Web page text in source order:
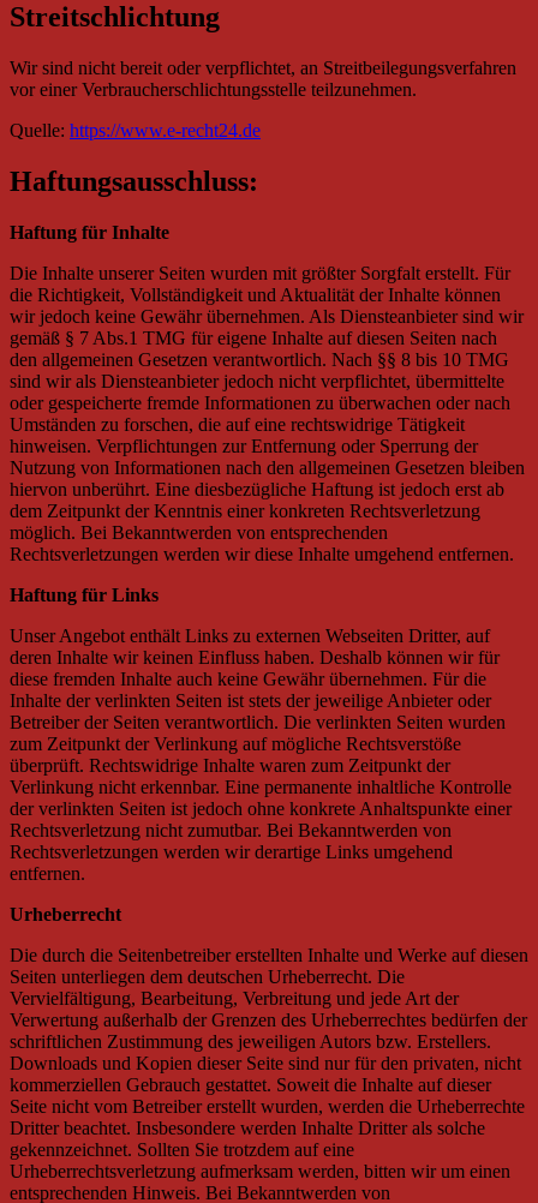
Streitschlichtung
Wir sind nicht bereit oder verpflichtet, an Streitbeilegungsverfahren
vor einer Verbraucherschlichtungsstelle teilzunehmen.
Quelle: https://www.e-recht24.de
Haftungsausschluss:
Haftung für Inhalte
Die Inhalte unserer Seiten wurden mit größter Sorgfalt erstellt. Für
die Richtigkeit, Vollständigkeit und Aktualität der Inhalte können
wir jedoch keine Gewähr übernehmen. Als Diensteanbieter sind wir
gemäß § 7 Abs.1 TMG für eigene Inhalte auf diesen Seiten nach
den allgemeinen Gesetzen verantwortlich. Nach §§ 8 bis 10 TMG
sind wir als Diensteanbieter jedoch nicht verpflichtet, übermittelte
oder gespeicherte fremde Informationen zu überwachen oder nach
Umständen zu forschen, die auf eine rechtswidrige Tätigkeit
hinweisen. Verpflichtungen zur Entfernung oder Sperrung der
Nutzung von Informationen nach den allgemeinen Gesetzen bleiben
hiervon unberührt. Eine diesbezügliche Haftung ist jedoch erst ab
dem Zeitpunkt der Kenntnis einer konkreten Rechtsverletzung
möglich. Bei Bekanntwerden von entsprechenden
Rechtsverletzungen werden wir diese Inhalte umgehend entfernen.
Haftung für Links
Unser Angebot enthält Links zu externen Webseiten Dritter, auf
deren Inhalte wir keinen Einfluss haben. Deshalb können wir für
diese fremden Inhalte auch keine Gewähr übernehmen. Für die
Inhalte der verlinkten Seiten ist stets der jeweilige Anbieter oder
Betreiber der Seiten verantwortlich. Die verlinkten Seiten wurden
zum Zeitpunkt der Verlinkung auf mögliche Rechtsverstöße
überprüft. Rechtswidrige Inhalte waren zum Zeitpunkt der
Verlinkung nicht erkennbar. Eine permanente inhaltliche Kontrolle
der verlinkten Seiten ist jedoch ohne konkrete Anhaltspunkte einer
Rechtsverletzung nicht zumutbar. Bei Bekanntwerden von
Rechtsverletzungen werden wir derartige Links umgehend
entfernen.
Urheberrecht
Die durch die Seitenbetreiber erstellten Inhalte und Werke auf diesen
Seiten unterliegen dem deutschen Urheberrecht. Die
Vervielfältigung, Bearbeitung, Verbreitung und jede Art der
Verwertung außerhalb der Grenzen des Urheberrechtes bedürfen der
schriftlichen Zustimmung des jeweiligen Autors bzw. Erstellers.
Downloads und Kopien dieser Seite sind nur für den privaten, nicht
kommerziellen Gebrauch gestattet. Soweit die Inhalte auf dieser
Seite nicht vom Betreiber erstellt wurden, werden die Urheberrechte
Dritter beachtet. Insbesondere werden Inhalte Dritter als solche
gekennzeichnet. Sollten Sie trotzdem auf eine
Urheberrechtsverletzung aufmerksam werden, bitten wir um einen
entsprechenden Hinweis. Bei Bekanntwerden von